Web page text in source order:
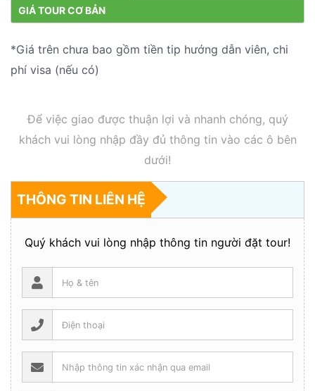
GIÁ TOUR CƠ BẢN
*Giá trên chưa bao gồm tiền tip hướng dẫn viên, chi
phí visa (nếu có)
Để việc giao được thuận lợi và nhanh chóng, quý
khách vui lòng nhập đầy đủ thông tin vào các ô bên
dưới!
THÔNG TIN LIÊN HỆ
Quý khách vui lòng nhập thông tin người đặt tour!